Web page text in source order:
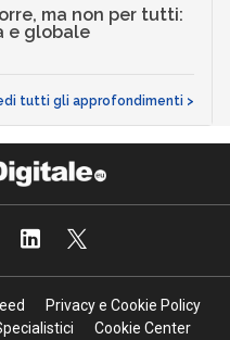
ma non per tutti:
e globale
tutti gli approfondimenti >
Privacy e Cookie Policy
Cookie Center